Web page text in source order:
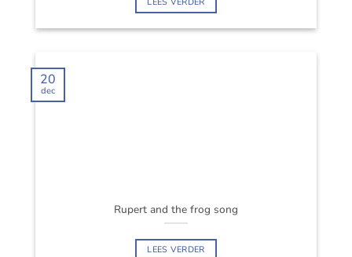
Rupert and the frog song
LEES VERDER
20
dec